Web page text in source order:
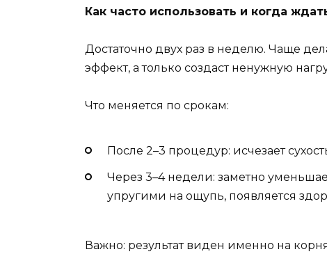
Как часто использовать и когда
Достаточно двух раз в неделю. Чаще
эффект, а только создаст ненужную
Что меняется по срокам:
После 2–3 процедур: исчезает
Через 3–4 недели: заметно
упругими на ощупь, появляется
Важно: результат виден именно на